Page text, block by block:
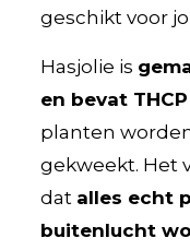
geschikt voor
Hasjolie is
en bevat
planten
gekweekt. Het
dat alles echt
buitenlucht